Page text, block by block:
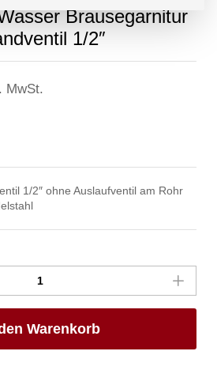
Brausegarnitur
1/2″
MwSt.
1/2″ ohne Auslaufventil am Rohr
Warenkorb